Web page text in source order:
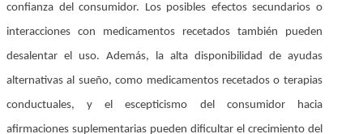
confianza del consumidor. Los posibles efectos secundarios o
interacciones con medicamentos recetados también pueden
desalentar el uso. Además, la alta disponibilidad de ayudas
alternativas al sueño, como medicamentos recetados o terapias
conductuales, y el escepticismo del consumidor hacia
afirmaciones suplementarias pueden dificultar el crecimiento del